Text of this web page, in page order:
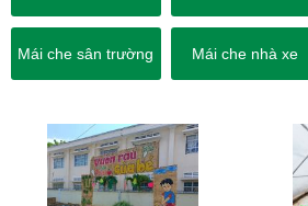
Mái che sân trường Mái che nhà xe